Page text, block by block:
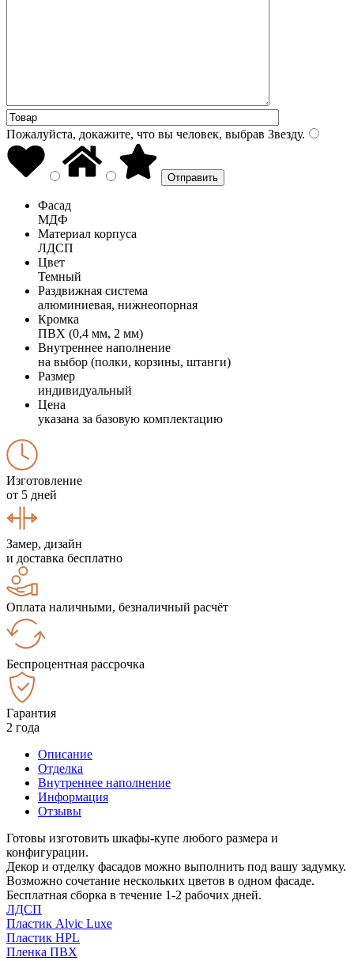
Пожалуйста, докажите, что вы человек, выбрав Звезду.
Фасад
МДФ
Материал корпуса
ЛДСП
Цвет
Темный
Раздвижная система
алюминиевая, нижнеопорная
Кромка
ПВХ (0,4 мм, 2 мм)
Внутреннее наполнение
на выбор (полки, корзины, штанги)
Размер
индивидуальный
Цена
указана за базовую комплектацию
Изготовление
от 5 дней
Замер, дизайн
и доставка бесплатно
Оплата наличными, безналичный расчёт
Беспроцентная рассрочка
Гарантия
2 года
Описание
Отделка
Внутреннее наполнение
Информация
Отзывы
Готовы изготовить шкафы-купе любого размера и
конфигурации.
Декор и отделку фасадов можно выполнить под вашу задумку.
Возможно сочетание нескольких цветов в одном фасаде.
Бесплатная сборка в течение 1-2 рабочих дней.
ЛДСП
Пластик Alvic Luxe
Пластик HPL
Пленка ПВХ